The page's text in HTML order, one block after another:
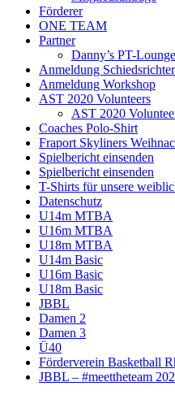
Förderer
ONE TEAM
Partner
Danny’s PT-
Anmeldung Schiedsrichter
Anmeldung Workshop
AST 2020 Volunteers
AST 2020
Coaches Polo-Shirt
Fraport Skyliners
Spielbericht einsenden
Spielbericht einsenden
T-Shirts für unsere
Datenschutz
U14m MTBA
U16m MTBA
U18m MTBA
U14m Basic
U16m Basic
U18m Basic
JBBL
Damen 2
Damen 3
Ü40
Förderverein Basketball
JBBL – #meettheteam